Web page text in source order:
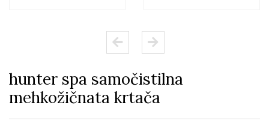
hunter spa samočistilna
mehkožičnata krtača